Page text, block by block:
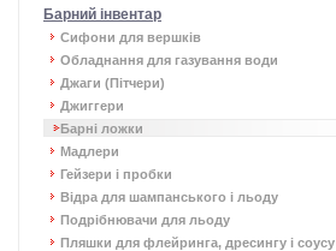
Барний інвентар
Сифони для вершків
Обладнання для газування води
Джаги (Пітчери)
Джиггери
Барні ложки
Мадлери
Гейзери і пробки
Відра для шампанського і льоду
Подрібнювачи для льоду
Пляшки для флейринга, дресингу і соусу